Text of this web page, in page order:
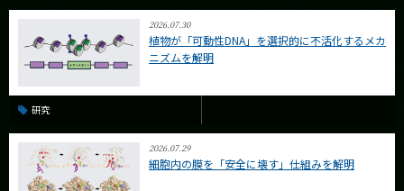
2026.07.30
植物が「可動性DNA」を選択的に不活化するメカ
ニズムを解明
研究
2026.07.29
細胞内の膜を「安全に壊す」仕組みを解明